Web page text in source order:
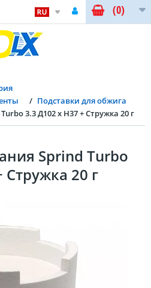
(0)
Подставки для обжига
3.3 Д102 x H37 + Стружка 20 г
Sprind Turbo
Стружка 20 г